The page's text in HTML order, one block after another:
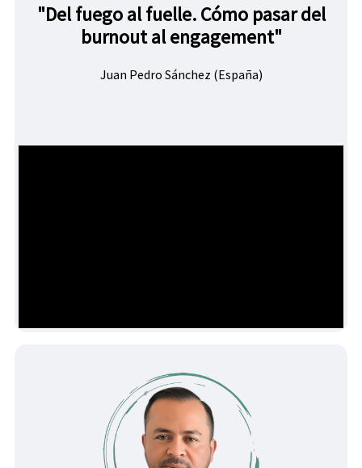
"Del fuego al fuelle. Cómo pasar del
burnout al engagement"
Juan Pedro Sánchez (España)